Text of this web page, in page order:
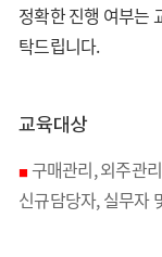
정확한 진행 여부는
탁드립니다.
교육대상
■ 구매관리, 외주관
신규담당자, 실무자